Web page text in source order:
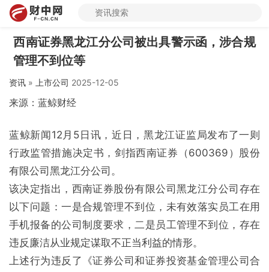
西南证券黑龙江分公司被出具警示函，涉合规
管理不到位等
资讯 » 上市公司 2025-12-05
来源：蓝鲸财经
蓝鲸新闻12月5日讯，近日，黑龙江证监局发布了一则
行政监管措施决定书，剑指西南证券（600369）股份
有限公司黑龙江分公司。
该决定指出，西南证券股份有限公司黑龙江分公司存在
以下问题：一是合规管理不到位，未有效落实员工在用
手机报备的公司制度要求，二是员工管理不到位，存在
违反廉洁从业规定谋取不正当利益的情形。
上述行为违反了《证券公司和证券投资基金管理公司合